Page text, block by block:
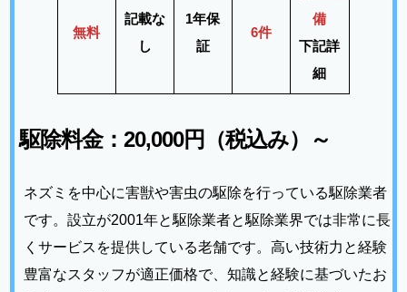
無料
記載な
し
1年保
証
6件
備
下記詳
細
駆除料金：20,000円（税込み）～
ネズミを中心に害獣や害虫の駆除を行っている駆除業者
です。設立が2001年と駆除業者と駆除業界では非常に長
くサービスを提供している老舗です。高い技術力と経験
豊富なスタッフが適正価格で、知識と経験に基づいたお